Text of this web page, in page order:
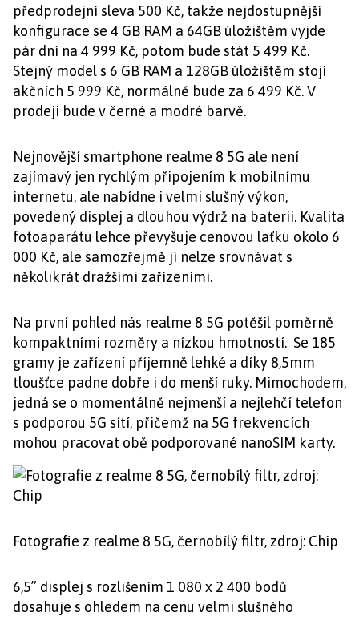
předprodejní sleva 500 Kč, takže nejdostupnější
konfigurace se 4 GB RAM a 64GB úložištěm vyjde
pár dní na 4 999 Kč, potom bude stát 5 499 Kč.
Stejný model s 6 GB RAM a 128GB úložištěm stojí
akčních 5 999 Kč, normálně bude za 6 499 Kč. V
prodeji bude v černé a modré barvě.
Nejnovější smartphone realme 8 5G ale není
zajímavý jen rychlým připojením k mobilnímu
internetu, ale nabídne i velmi slušný výkon,
povedený displej a dlouhou výdrž na baterii. Kvalita
fotoaparátu lehce převyšuje cenovou laťku okolo 6
000 Kč, ale samozřejmě jí nelze srovnávat s
několikrát dražšími zařízeními.
Na první pohled nás realme 8 5G potěšil poměrně
kompaktními rozměry a nízkou hmotností. Se 185
gramy je zařízení příjemně lehké a díky 8,5mm
tloušťce padne dobře i do menší ruky. Mimochodem,
jedná se o momentálně nejmenší a nejlehčí telefon
s podporou 5G sítí, přičemž na 5G frekvencích
mohou pracovat obě podporované nanoSIM karty.
Fotografie z realme 8 5G, černobílý filtr, zdroj: Chip
6,5” displej s rozlišením 1 080 x 2 400 bodů
dosahuje s ohledem na cenu velmi slušného